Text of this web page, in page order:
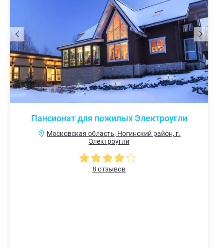
Пансионат для пожилых Электроугли
Московская область, Ногинский район, г.
Электроугли
8 отзывов